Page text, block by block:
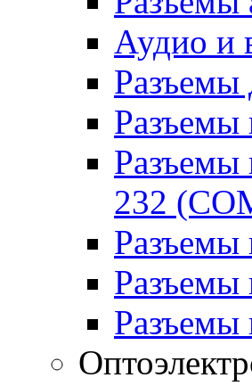
Аудио и
Разъемы
Разъемы
Разъемы
232
Разъемы